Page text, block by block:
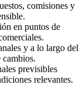
comisiones y
en puntos de
y a lo largo del
cambios.
previsibles
relevantes.